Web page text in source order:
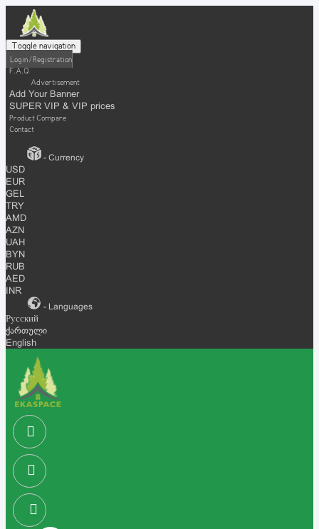
Toggle navigation
Login / Registration
F.A.Q
Advertisement
Add Your Banner
SUPER VIP & VIP prices
Product Compare
Contact
- Currency
USD
EUR
GEL
TRY
AMD
AZN
UAH
BYN
RUB
AED
INR
- Languages
Русский
ქართული
English